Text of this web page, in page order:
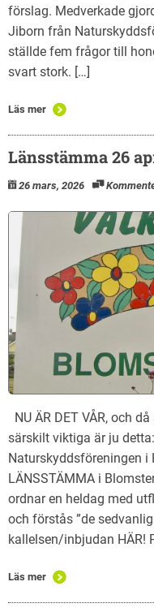
förslag. Medverkade
Jiborn från
ställde fem frågor till
svart stork. […]
Läs mer
Länsstämma 26
26 mars, 2026
NU ÄR DET VÅR, och
särskilt viktiga är ju
Naturskyddsföreningen
LÄNSSTÄMMA i
ordnar en heldag med
och förstås ”de
kallelsen/inbjudan HÄR!
Läs mer